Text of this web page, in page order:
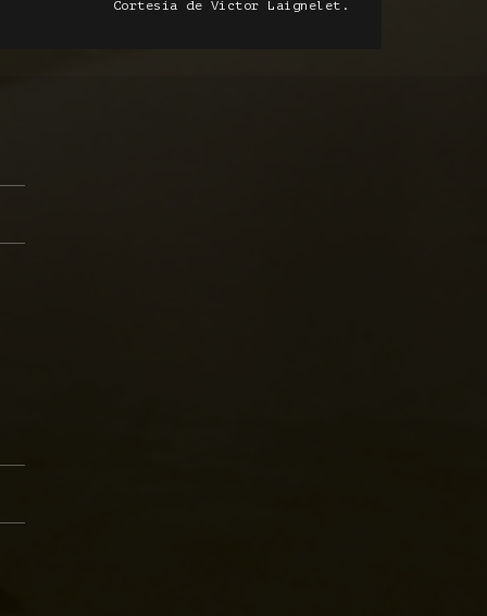
Cortesía de Víctor Laignelet.